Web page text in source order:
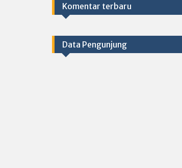
Komentar terbaru
Data Pengunjung